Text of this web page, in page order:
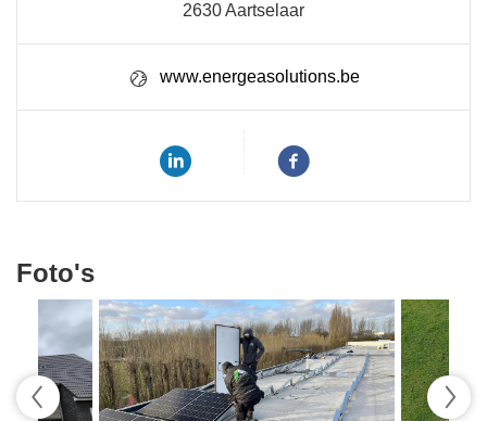
2630 Aartselaar
www.energeasolutions.be
Foto's